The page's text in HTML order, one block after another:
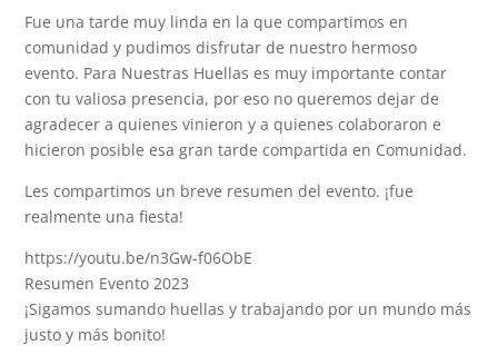
Fue una tarde muy linda en la que compartimos en
comunidad y pudimos disfrutar de nuestro hermoso
evento. Para Nuestras Huellas es muy importante contar
con tu valiosa presencia, por eso no queremos dejar de
agradecer a quienes vinieron y a quienes colaboraron e
hicieron posible esa gran tarde compartida en Comunidad.
Les compartimos un breve resumen del evento. ¡fue
realmente una fiesta!
https://youtu.be/n3Gw-f06ObE
Resumen Evento 2023
¡Sigamos sumando huellas y trabajando por un mundo más
justo y más bonito!